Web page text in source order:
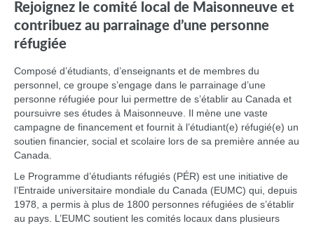
Rejoignez le comité local de Maisonneuve et
contribuez au parrainage d’une personne
réfugiée
Composé d’étudiants, d’enseignants et de membres du
personnel, ce groupe s’engage dans le parrainage d’une
personne réfugiée pour lui permettre de s’établir au Canada et
poursuivre ses études à Maisonneuve. Il mène une vaste
campagne de financement et fournit à l’étudiant(e) réfugié(e) un
soutien financier, social et scolaire lors de sa première année au
Canada.
Le Programme d’étudiants réfugiés (PÉR) est une initiative de
l’Entraide universitaire mondiale du Canada (EUMC) qui, depuis
1978, a permis à plus de 1800 personnes réfugiées de s’établir
au pays. L’EUMC soutient les comités locaux dans plusieurs